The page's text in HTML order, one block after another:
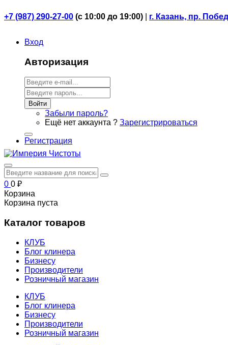
+7 (987) 290-27-00 (с 10:00 до 19:00) г. Казань, пр.
Вход
Авторизация
Войти
Забыли пароль?
Ещё нет аккаунта ? Зарегистрироваться
Регистрация
0 0 ₽
Корзина
Корзина пуста
Каталог товаров
КЛУБ
Блог клинера
Бизнесу
Производители
Розничный магазин
КЛУБ
Блог клинера
Бизнесу
Производители
Розничный магазин